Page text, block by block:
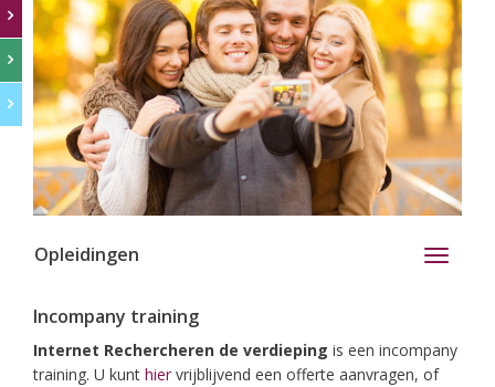
Toggle
Opleidingen
Incompany training
Internet Rechercheren de verdieping is een incompany
training. U kunt hier vrijblijvend een offerte aanvragen, of